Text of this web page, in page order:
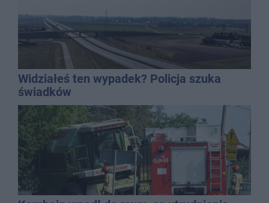
Widziałeś ten wypadek? Policja szuka
świadków